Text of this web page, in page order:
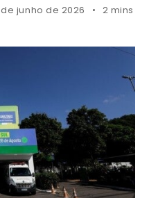
junho de 2026 2 mins